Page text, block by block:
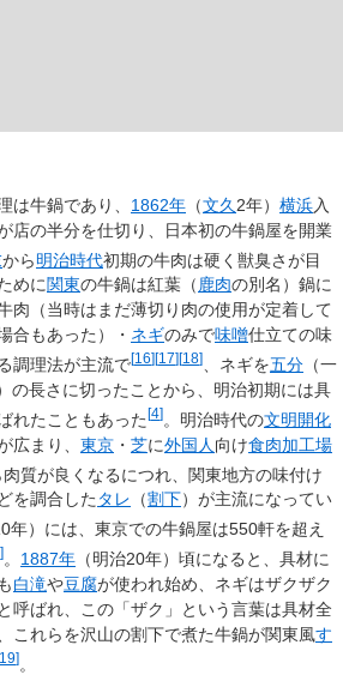
は牛鍋であり、 1862年 （文久 2年） 横浜入
店の半分を仕切り、日本初の牛鍋屋を開業
から明治時代初期の牛肉は硬く獣臭さが目
めに関東の牛鍋は紅葉（鹿肉の別名）鍋に
肉（当時はまだ薄切り肉の使用が定着して
合もあった）・ ネギのみで味噌仕立ての味
調理法が主流で[16][17][18] 、ネギを五分 （一
の長さに切ったことから、明治初期には具
れたこともあった[4]。明治時代の文明開化
広まり、 東京 ・ 芝に外国人 向け食肉加工場
質が良くなるにつれ、関東地方の味付け
を調合した タレ （割下）が主流になってい
年）には、東京での牛鍋屋は550軒を超え
]。 1887年 （明治20年）頃になると、具材に
白滝や豆腐が使われ始め、ネギはザクザク
呼ばれ、この「ザク」という言葉は具材全
これらを沢山の割下で煮た牛鍋が関東風す
19]。